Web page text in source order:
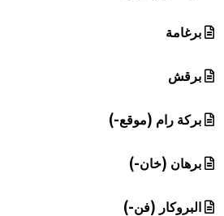
برغامة
برقش
بركة رام (موقع-)
برهان (خان-)
البروكار (فن-)